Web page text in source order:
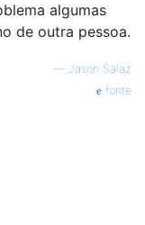
algumas
de outra pessoa.
— Jason Salaz
fonte